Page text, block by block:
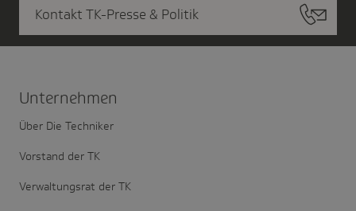
Kontakt TK-Presse & Politik
Unter­nehmen
Über Die Techniker
Vorstand der TK
Verwaltungsrat der TK